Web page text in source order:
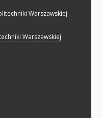
Warszawskiej
Warszawskiej